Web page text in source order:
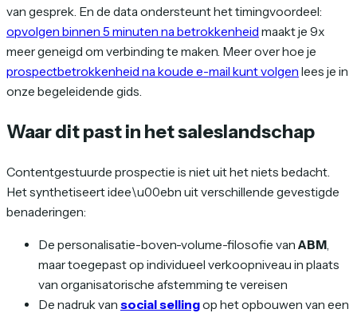
van gesprek. En de data ondersteunt het timingvoordeel:
opvolgen binnen 5 minuten na betrokkenheid maakt je 9x
meer geneigd om verbinding te maken. Meer over hoe je
prospectbetrokkenheid na koude e-mail kunt volgen lees je in
onze begeleidende gids.
Waar dit past in het saleslandschap
Contentgestuurde prospectie is niet uit het niets bedacht.
Het synthetiseert idee\u00ebn uit verschillende gevestigde
benaderingen:
De personalisatie-boven-volume-filosofie van ABM,
maar toegepast op individueel verkoopniveau in plaats
van organisatorische afstemming te vereisen
De nadruk van social sellingop het opbouwen van een